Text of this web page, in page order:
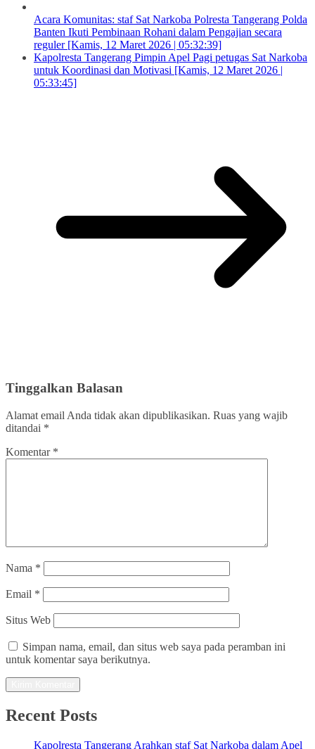
Acara Komunitas: staf Sat Narkoba Polresta Tangerang Polda
Banten Ikuti Pembinaan Rohani dalam Pengajian secara
reguler [Kamis, 12 Maret 2026 | 05:32:39]
Kapolresta Tangerang Pimpin Apel Pagi petugas Sat Narkoba
untuk Koordinasi dan Motivasi [Kamis, 12 Maret 2026 |
05:33:45]
Tinggalkan Balasan
Alamat email Anda tidak akan dipublikasikan. Ruas yang wajib
ditandai *
Komentar *
Nama *
Email *
Situs Web
Simpan nama, email, dan situs web saya pada peramban ini
untuk komentar saya berikutnya.
Recent Posts
Kapolresta Tangerang Arahkan staf Sat Narkoba dalam Apel